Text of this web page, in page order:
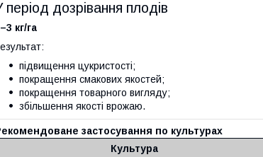
період дозрівання плодів
кг/га
підвищення цукристості;
покращення смакових якостей;
покращення товарного вигляду;
збільшення якості врожаю.
застосування по культурах
Культура